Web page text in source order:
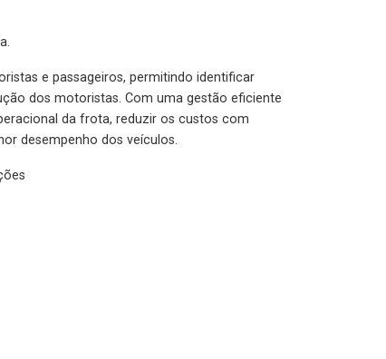
e passageiros, permitindo identificar
dos motoristas. Com uma gestão eficiente
da frota, reduzir os custos com
desempenho dos veículos.